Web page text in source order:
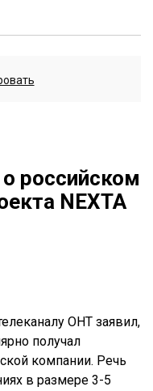
российском
NEXTA
ОНТ заявил,
получал
компании. Речь
в размере 3-5